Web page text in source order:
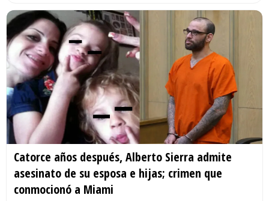
Catorce años después, Alberto Sierra admite
asesinato de su esposa e hijas; crimen que
conmocionó a Miami